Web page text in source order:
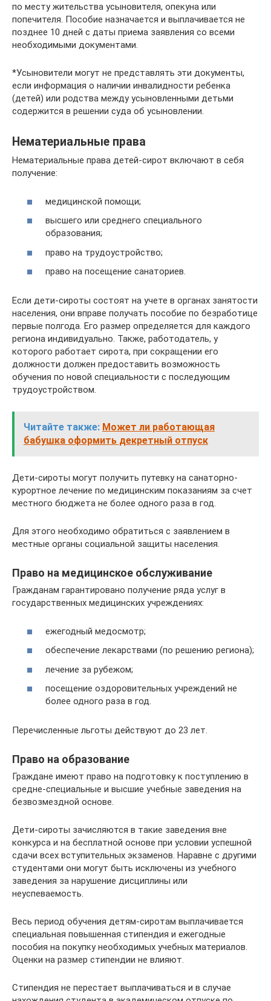
по месту жительства усыновителя, опекуна или
попечителя. Пособие назначается и выплачивается не
позднее 10 дней с даты приема заявления со всеми
необходимыми документами.
*Усыновители могут не представлять эти документы,
если информация о наличии инвалидности ребенка
(детей) или родства между усыновленными детьми
содержится в решении суда об усыновлении.
Нематериальные права
Нематериальные права детей-сирот включают в себя
получение:
медицинской помощи;
высшего или среднего специального
образования;
право на трудоустройство;
право на посещение санаториев.
Если дети-сироты состоят на учете в органах занятости
населения, они вправе получать пособие по безработице
первые полгода. Его размер определяется для каждого
региона индивидуально. Также, работодатель, у
которого работает сирота, при сокращении его
должности должен предоставить возможность
обучения по новой специальности с последующим
трудоустройством.
Читайте также: Может ли работающая
бабушка оформить декретный отпуск
Дети-сироты могут получить путевку на санаторно-
курортное лечение по медицинским показаниям за счет
местного бюджета не более одного раза в год.
Для этого необходимо обратиться с заявлением в
местные органы социальной защиты населения.
Право на медицинское обслуживание
Гражданам гарантировано получение ряда услуг в
государственных медицинских учреждениях:
ежегодный медосмотр;
обеспечение лекарствами (по решению региона);
лечение за рубежом;
посещение оздоровительных учреждений не
более одного раза в год.
Перечисленные льготы действуют до 23 лет.
Право на образование
Граждане имеют право на подготовку к поступлению в
средне-специальные и высшие учебные заведения на
безвозмездной основе.
Дети-сироты зачисляются в такие заведения вне
конкурса и на бесплатной основе при условии успешной
сдачи всех вступительных экзаменов. Наравне с другими
студентами они могут быть исключены из учебного
заведения за нарушение дисциплины или
неуспеваемость.
Весь период обучения детям-сиротам выплачивается
специальная повышенная стипендия и ежегодные
пособия на покупку необходимых учебных материалов.
Оценки на размер стипендии не влияют.
Стипендия не перестает выплачиваться и в случае